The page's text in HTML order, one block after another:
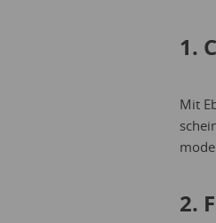
1.
Mit
2.